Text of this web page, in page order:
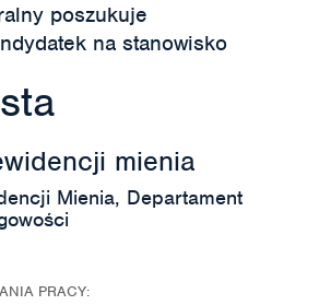
poszukuje
na stanowisko
mienia
Mienia, Departament
PRACY: